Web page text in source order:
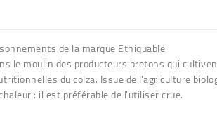
de la marqueEthiquable
le moulin des producteurs bretons qui
du colza. Issue de l’agriculture
: il est préférable de l'utiliser crue.